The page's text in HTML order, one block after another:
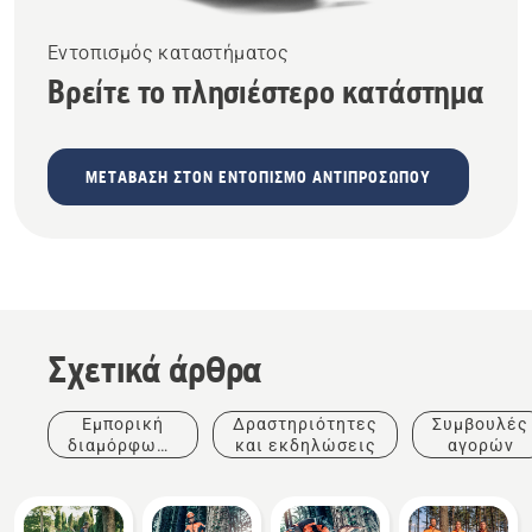
Εντοπισμός καταστήματος
Βρείτε το πλησιέστερο κατάστημα
ΜΕΤΆΒΑΣΗ ΣΤΟΝ ΕΝΤΟΠΙΣΜΌ ΑΝΤΙΠΡΟΣΏΠΟΥ
Σχετικά άρθρα
Εμπορική
διαμόρφωση
Δραστηριότητες
και εκδηλώσεις
Συμβουλές
αγορών